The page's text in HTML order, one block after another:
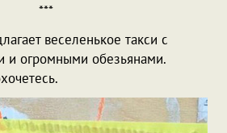
***
веселенькое такси с
и огромными обезьянами.